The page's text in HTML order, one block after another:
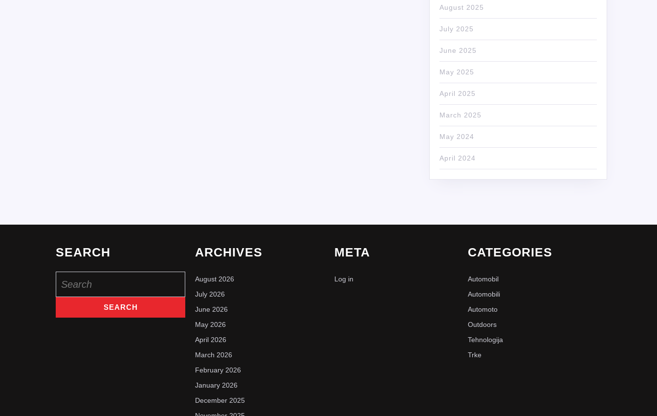
August 2025
July 2025
June 2025
May 2025
April 2025
March 2025
May 2024
April 2024
SEARCH
for:
ARCHIVES
August 2026
July 2026
June 2026
May 2026
April 2026
March 2026
February 2026
January 2026
December 2025
META
Log in
CATEGORIES
Automobil
Automobili
Automoto
Outdoors
Tehnologija
Trke